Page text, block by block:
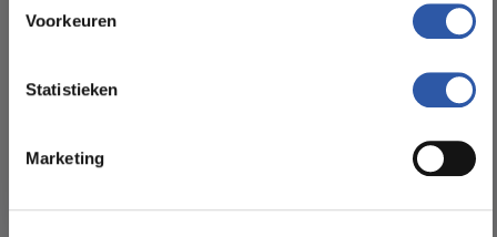
Voorkeuren
Statistieken
Marketing
3 -5 werkdagen
Garantie: 15 jaar
betaalbare prijzen. Profiteer van een zorgeloze installatie